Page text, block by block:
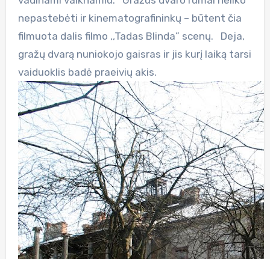
nepastebėti ir kinematografininkų – būtent čia
filmuota dalis filmo ,,Tadas Blinda” scenų. Deja,
gražų dvarą nuniokojo gaisras ir jis kurį laiką tarsi
vaiduoklis badė praeivių akis.